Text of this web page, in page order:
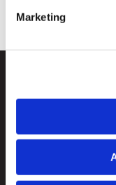
Marketing
P. IVA